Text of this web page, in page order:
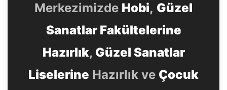
Merkezimizde Hobi, Güzel
Sanatlar Fakültelerine
Hazırlık, Güzel Sanatlar
Liselerine Hazırlık ve Çocuk